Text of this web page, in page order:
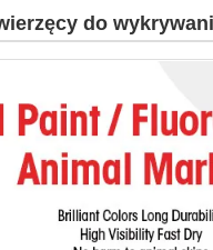
do